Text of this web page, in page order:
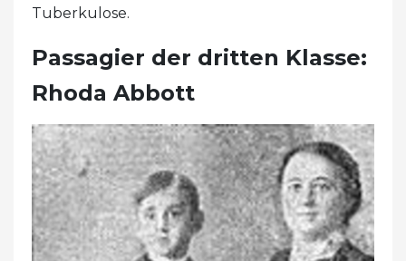
Tuberkulose.
Passagier der dritten Klasse:
Rhoda Abbott